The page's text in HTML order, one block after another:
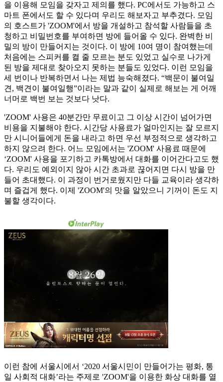
을 이용해 모임을 갖자고 제의를 했다. PC에서도 가능하고 스
마트 폰에서도 할 수 있다며 우리도 해보자고 부추겼다. 모임
의 호스트가 'ZOOM'에서 방을 개설하고 참석할 사람들을 초
청하고 비밀번호를 부여하면 방에 들어올 수 있다. 완벽한 비
밀의 방이 만들어지는 것이다. 이 방에 10여 명이 참여했는데
처음에는 스피커를 켤 줄 모르는 분도 있었고 실수로 나가게
된 방을 제대로 찾아오지 못하는 분들도 있었다. 이런 모임을
세 번이나 반복하면서 나는 제법 능숙해졌다. “백문이 불여일
견, 백견이 불여일행”이라는 말과 같이 실제로 해보는 게 어깨
너머로 백번 보는 것보다 낫다.
'ZOOM' 사용은 40분간만 무료이고 그 이상 시간이 넘어가면
비용을 지불해야 한다. 시간당 사용료가 얼마인지는 잘 모르지
만 시니어들에게 돈을 내라고 하면 우선 부정적으로 생각하고
하지 않으려 한다. 어느 모임에서는 'ZOOM' 사용료 때문에
‘ZOOM' 사용을 포기하고 카톡방에서 대화를 이어간다고도 했
다. 우리도 예외이지 않아 시간 초과로 끊어지면 다시 방을 만
들어 초대했다. 이 과정이 번거로웠지만 다들 교육이라 생각하
며 즐겁게 했다. 이제 'ZOOM'의 맛을 알았으니 기꺼이 돈도 지
불할 생각이다.
이런 참에 서울시에서 ‘2020 서울시민이 만들어가는 평화, 통
일 사회적 대화’라는 주제로 'ZOOM'을 이용한 화상 대화를 열